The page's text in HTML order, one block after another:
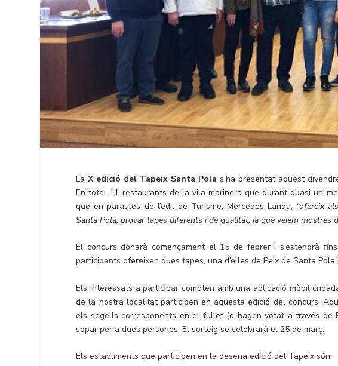
LaX edició del Tapeix Santa Pola s’ha presentat aquest
En total 11 restaurants de la vila marinera que durant quasi un
que en paraules de l’edil de Turisme, Mercedes Landa, “ofereix
Santa Pola, provar tapes diferents i de qualitat, ja que veiem mostres
El concurs donarà començament el 15 de febrer i s’estendrà
participants ofereixen dues tapes, una d’elles de Peix de Santa
Els interessats a participar compten amb una aplicació mòbil
de la nostra localitat participen en aquesta edició del concurs.
els segells corresponents en el fullet (o hagen votat a través de
sopar per a dues persones. El sorteig se celebrarà el 25 de març.
Els establiments que participen en la desena edició del Tapeix són: